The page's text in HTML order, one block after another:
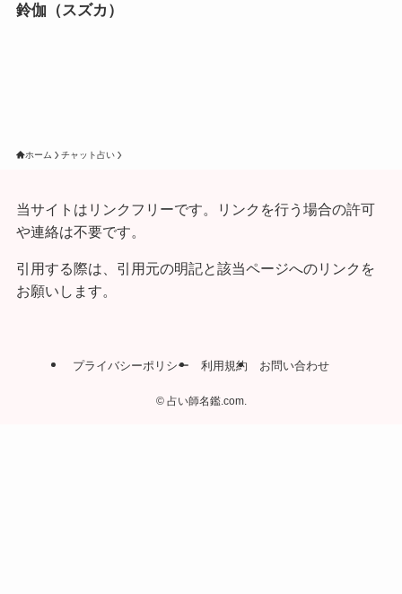
鈴伽（スズカ）
ホーム チャット占い
当サイトはリンクフリーです。リンクを行う場合の許可
や連絡は不要です。
引用する際は、引用元の明記と該当ページへのリンクを
お願いします。
プライバシーポリシー 利用規約 お問い合わせ
©占い師名鑑.com.